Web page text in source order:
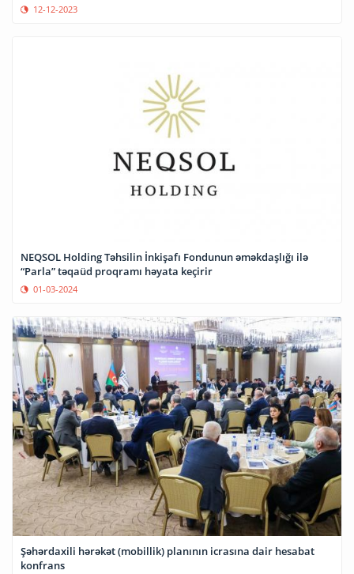
12-12-2023
NEQSOL Holding Təhsilin İnkişafı Fondunun əməkdaşlığı ilə
“Parla” təqaüd proqramı həyata keçirir
01-03-2024
Şəhərdaxili hərəkət (mobillik) planının icrasına dair hesabat
konfrans